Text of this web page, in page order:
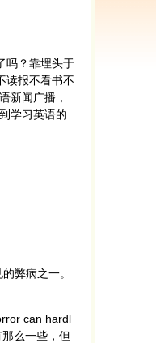
吗？靠埋头于
读报不看书不
新闻广播，
学习英语的
弊病之一。
can hardl
么一些，但